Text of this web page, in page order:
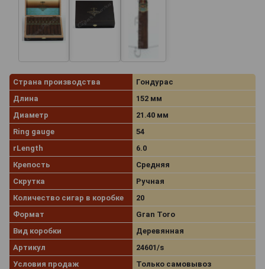
Страна производства
Гондурас
Длина
152 мм
Диаметр
21.40 мм
Ring gauge
54
rLength
6.0
Крепость
Средняя
Скрутка
Ручная
Количество сигар в коробке
20
Формат
Gran Toro
Вид коробки
Деревянная
Артикул
24601/s
Условия продаж
Только самовывоз